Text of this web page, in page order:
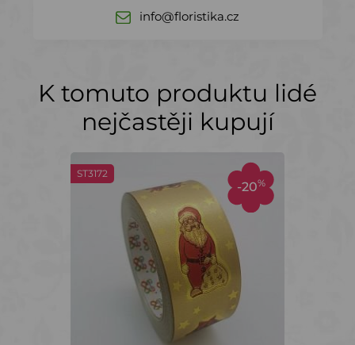
info@floristika.cz
K tomuto produktu lidé
nejčastěji kupují
-20%
ST3172